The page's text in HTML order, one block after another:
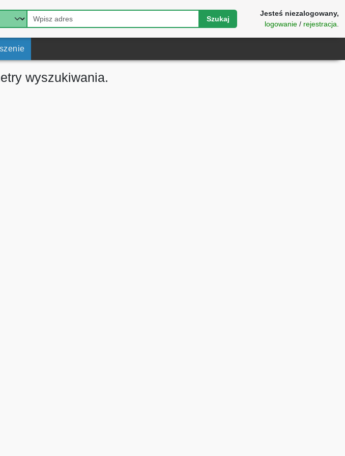
Szukaj
Jesteś niezalogowany,
logowanie / rejestracja
wyszukiwania.